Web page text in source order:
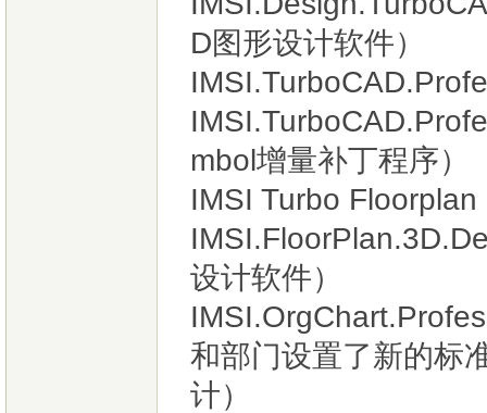
D图形设计软件）
mbol增量补丁程序）
IMSI Turbo
设计软件）
和部门设置了新的标
计）